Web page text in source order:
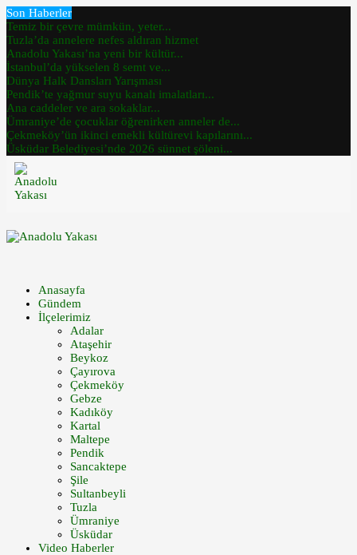
Son Haberler
Temiz bir çevre mümkün, yeter...
Tuzla’da annelere nefes aldıran hizmet
Anadolu Yakası’na yeni bir kültür...
İstanbul’da yükselen 8 semt ve...
Dünya Halk Dansları Yarışması
Pendik’te yağmur suyu kanalı imalatları...
Ana caddeler ve ara sokaklar...
Ümraniye’de çocuklar öğrenirken anneler de...
Çekmeköy’ün ikinci emekli kültürevi kapılarını...
Üsküdar Belediyesi’nde 2026 sünnet şöleni...
Anasayfa
Gündem
İlçelerimiz
Adalar
Ataşehir
Beykoz
Çayırova
Çekmeköy
Gebze
Kadıköy
Kartal
Maltepe
Pendik
Sancaktepe
Şile
Sultanbeyli
Tuzla
Ümraniye
Üsküdar
Video Haberler